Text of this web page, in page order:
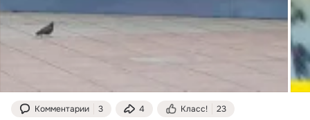
Комментарии 3 4 Класс! 23